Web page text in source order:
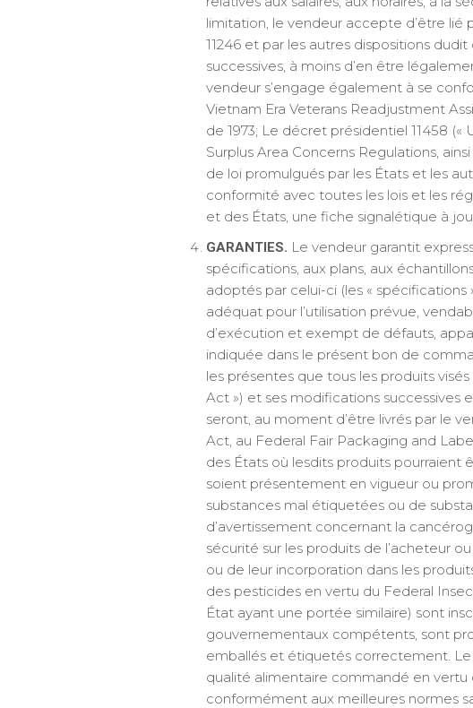
limitation, le vendeur accepte d’être lié
11246 et par les autres dispositions
successives, à moins d’en être
vendeur s’engage également à se
Vietnam Era Veterans Readjustment
de 1973; Le décret présidentiel 11458
Surplus Area Concerns Regulations,
de loi promulgués par les États et les
conformité avec toutes les lois et les
et des États, une fiche signalétique à
GARANTIES. Le vendeur garantit
spécifications, aux plans, aux
adoptés par celui-ci (les «
adéquat pour l’utilisation prévue,
d’exécution et exempt de défauts,
indiquée dans le présent bon de
les présentes que tous les produits
Act ») et ses modifications successives
seront, au moment d’être livrés par le
Act, au Federal Fair Packaging and
des États où lesdits produits pourraient
soient présentement en vigueur ou
substances mal étiquetées ou de
d’avertissement concernant la
sécurité sur les produits de l’acheteur
ou de leur incorporation dans les
des pesticides en vertu du Federal
État ayant une portée similaire) sont
gouvernementaux compétents, sont
emballés et étiquetés correctement.
qualité alimentaire commandé en
conformément aux meilleures normes